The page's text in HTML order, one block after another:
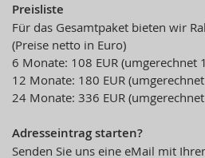
Preisliste
Für das Gesamtpaket bieten wir
(Preise netto in Euro)
6 Monate: 108 EUR (umgerechnet
12 Monate: 180 EUR
24 Monate: 336 EUR
Adresseintrag starten?
Senden Sie uns eine eMail mit